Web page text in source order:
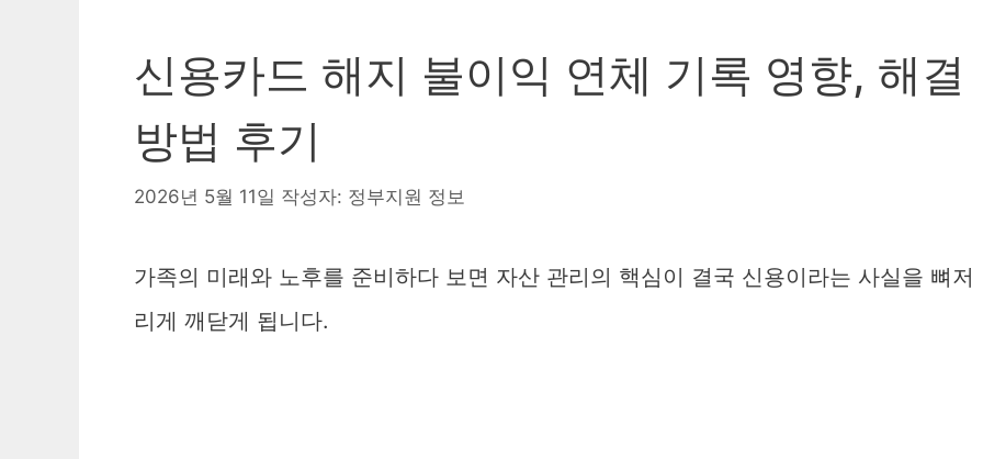
신용카드 해지 불이익 연체 기록 영향, 해결
방법 후기
2026년 5월 11일 작성자: 정부지원 정보
가족의 미래와 노후를 준비하다 보면 자산 관리의 핵심이 결국 신용이라는 사실을 뼈저
리게 깨닫게 됩니다.